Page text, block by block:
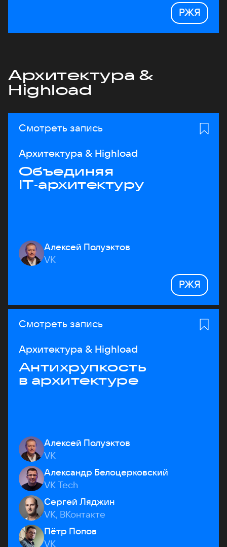
РЖЯ
Архитектура &
Highload
Смотреть запись
Архитектура & Highload
Объединяя
IT‑архитектуру
Алексей Полуэктов
VK
РЖЯ
Смотреть запись
Архитектура & Highload
Антихрупкость
в архитектуре
Алексей Полуэктов
VK
Александр Белоцерковский
VK Tech
Сергей Ляджин
VK, ВКонтакте
Пётр Попов
VK